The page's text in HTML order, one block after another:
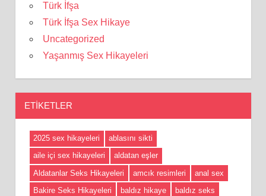
Türk İfşa
Türk İfşa Sex Hikaye
Uncategorized
Yaşanmış Sex Hikayeleri
ETIKETLER
2025 sex hikayeleri
ablasını sikti
aile içi sex hikayeleri
aldatan eşler
Aldatanlar Seks Hikayeleri
amcık resimleri
anal sex
Bakire Seks Hikayeleri
baldız hikaye
baldız seks